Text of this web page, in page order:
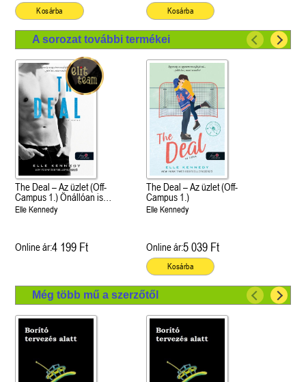
Kosárba Kosárba
A sorozat további termékei
The Deal – Az üzlet (Off-
Campus 1.) Önállóan is
olvasható!
Elle Kennedy
Online ár:4 199 Ft
The Deal – Az üzlet (Off-
Campus 1.)
Elle Kennedy
Online ár:5 039 Ft
Kosárba
Még több mű a szerzőtől